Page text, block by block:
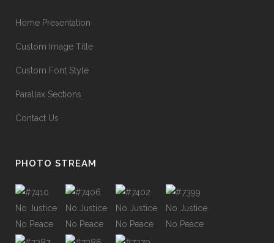
Home Presentation
Custom Image Title
Custom Font Style
Parallax Sections
Contact Us
PHOTO STREAM